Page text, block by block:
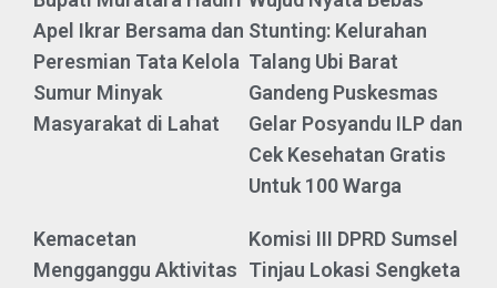
Apel Ikrar Bersama dan
Peresmian Tata Kelola
Sumur Minyak
Masyarakat di Lahat
Stunting: Kelurahan
Talang Ubi Barat
Gandeng Puskesmas
Gelar Posyandu ILP dan
Cek Kesehatan Gratis
Untuk 100 Warga
Kemacetan
Mengganggu Aktivitas
Komisi III DPRD Sumsel
Tinjau Lokasi Sengketa